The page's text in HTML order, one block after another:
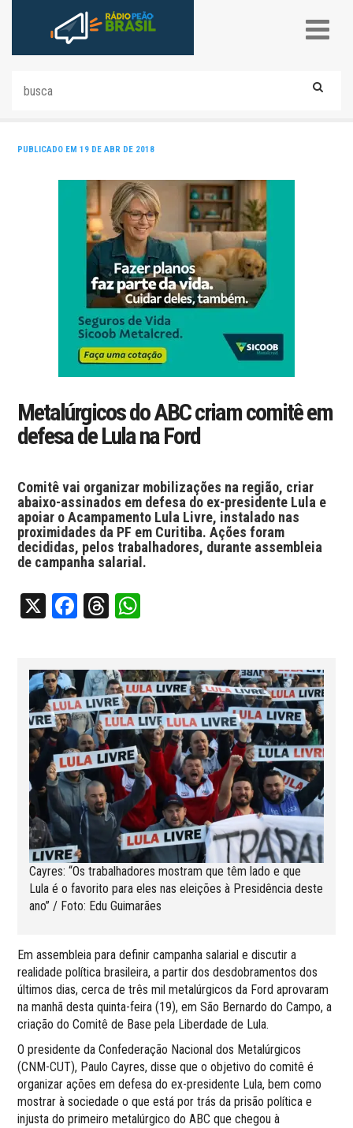
PUBLICADO EM 19 DE ABR DE 2018
Metalúrgicos do ABC criam comitê em
defesa de Lula na Ford
Comitê vai organizar mobilizações na região, criar
abaixo-assinados em defesa do ex-presidente Lula e
apoiar o Acampamento Lula Livre, instalado nas
proximidades da PF em Curitiba. Ações foram
decididas, pelos trabalhadores, durante assembleia
de campanha salarial.
X Facebook
Threads
Cayres: “Os trabalhadores mostram que têm lado e que
Lula é o favorito para eles nas eleições à Presidência deste
ano” / Foto: Edu Guimarães
Em assembleia para definir campanha salarial e discutir a
realidade política brasileira, a partir dos desdobramentos dos
últimos dias, cerca de três mil metalúrgicos da Ford aprovaram
na manhã desta quinta-feira (19), em São Bernardo do Campo, a
criação do Comitê de Base pela Liberdade de Lula.
O presidente da Confederação Nacional dos Metalúrgicos
(CNM-CUT), Paulo Cayres, disse que o objetivo do comitê é
organizar ações em defesa do ex-presidente Lula, bem como
mostrar à sociedade o que está por trás da prisão política e
injusta do primeiro metalúrgico do ABC que chegou à